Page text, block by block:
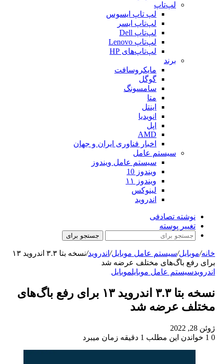
لپ‌تاپ
لپ تاپ ایسوس
لپ‌تاپ ایسر
لپ‌تاپ Dell
لپ‌تاپ Lenovo
لپ‌تاپ‌های HP
برند
مایکروسافت
گوگل
سامسونگ
متا
اینتل
انویدیا
اپل
AMD
اخبار فناوری ایران و جهان
سیستم عامل
سیستم عامل ویندوز
ویندوز 10
ویندوز ۱۱
لینوکس
اندروید
نوشته تصادفی
تغییر پوسته
جستجو برای
خانه/موبایل/سیستم عامل موبایل/ اندروید/
نسخه بتا ۳.۳ اندروید ۱۳
برای رفع با‌گ‌های مختلف عرضه شد
اندرویدسیستم عامل موبایلموبایل
نسخه بتا ۳.۳ اندروید ۱۳ برای رفع با‌گ‌های
مختلف عرضه شد
ژوئن 28, 2022
0
خواندن این مطلب 1 دقیقه زمان میبرد